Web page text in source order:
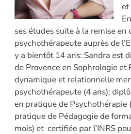
et
ses études suite à la remise
psychothérapeute auprès de
y a bientôt 14 ans: Sandra est
de Provence en Sophrologie et
dynamique et relationnelle
psychothérapeute (4 ans);
en pratique de Psychothérapie
pratique de Pédagogie de
mois) et certifiée par l’INRS